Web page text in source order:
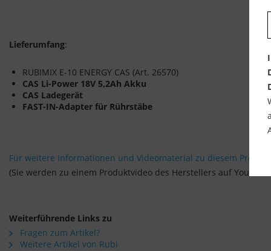
Lieferumfang:
RUBIMIX E-10 ENERGY CAS (Art. 26570)
CAS Li-Power 18V 5,2Ah Akku
CAS Ladegerät
FAST-IN-Adapter für Rührstäbe
Für weitere Informationen und Videomaterial zu diesem
(Sie werden zu einem Produktvideo des Herstellers auf
Weiterführende Links zu
Fragen zum Artikel?
Weitere Artikel von Rubi